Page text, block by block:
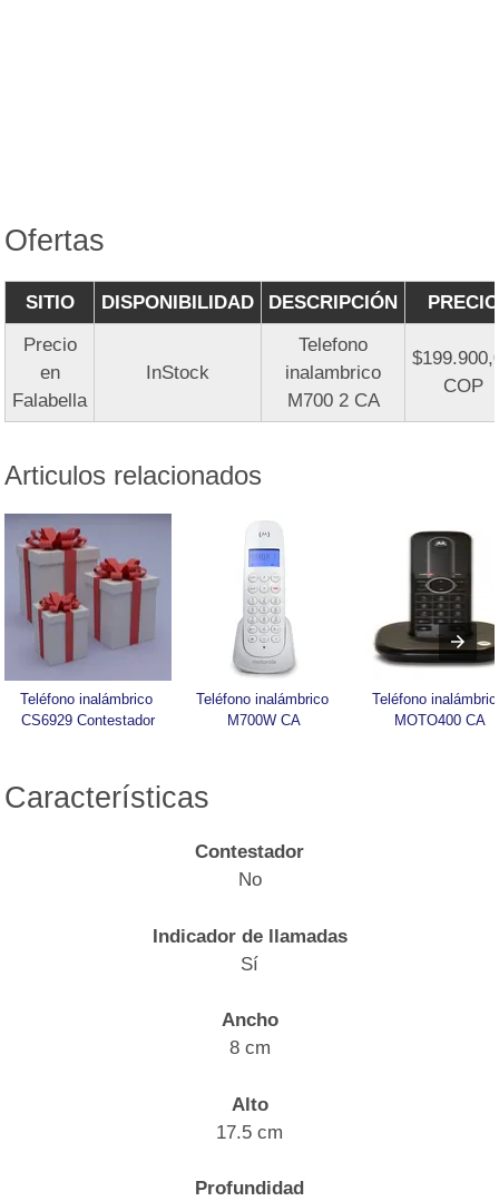
Ofertas
SITIO DISPONIBILIDAD DESCRIPCIÓN
PRECIO
Precio
en
Falabella
InStock
Telefono
inalambrico
M700 2 CA
COP
Articulos relacionados
Teléfono inalámbrico
CS6929 Contestador
Teléfono inalámbrico
M700W CA
Teléfono
MOTO400 CA
Características
Contestador
No
Indicador de llamadas
Sí
Ancho
8 cm
Alto
17.5 cm
Profundidad